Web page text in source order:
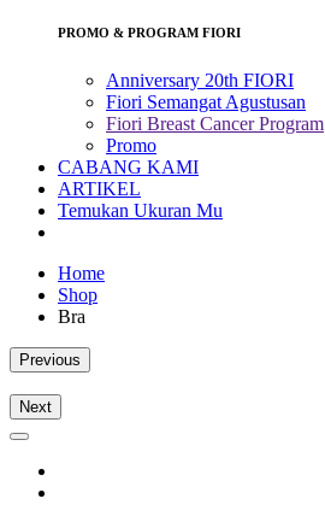
PROMO & PROGRAM FIORI
Anniversary 20th FIORI
Fiori Semangat Agustusan
Fiori Breast Cancer Program
Promo
CABANG KAMI
ARTIKEL
Temukan Ukuran Mu
Home
Shop
Bra
Previous
Next